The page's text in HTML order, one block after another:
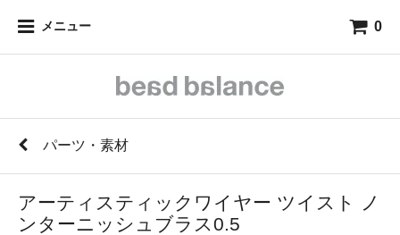
メニュー 0
パーツ・素材
アーティスティックワイヤー ツイスト ノ
ンターニッシュブラス0.5